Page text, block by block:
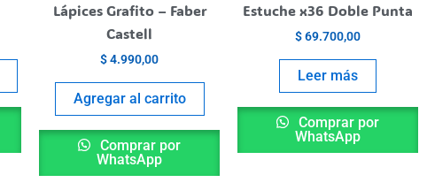
producto
Lápices Grafito – Faber
Castell
$4.990,00
Agregar al carrito
Comprar por
WhatsApp
Estuche x36 Doble Punta
$69.700,00
Leer más
Comprar por
WhatsApp